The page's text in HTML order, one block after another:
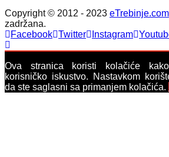
Copyright © 2012 - 2023 eTrebinje.com
zadržana.
Facebook Twitter Instagram
Ova stranica koristi kolačiće
korisničko iskustvo. Nastavkom
da ste saglasni sa primanjem kolačića.